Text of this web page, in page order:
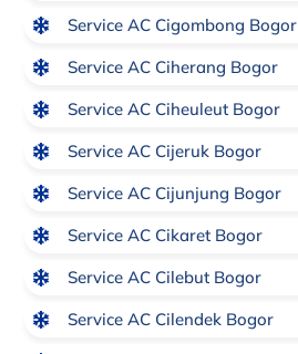
Service AC Cigombong Bogor
Service AC Ciherang Bogor
Service AC Ciheuleut Bogor
Service AC Cijeruk Bogor
Service AC Cijunjung Bogor
Service AC Cikaret Bogor
Service AC Cilebut Bogor
Service AC Cilendek Bogor